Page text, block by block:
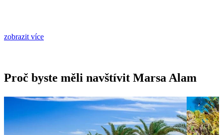
zobrazit více
Proč byste měli navštívit Marsa Alam